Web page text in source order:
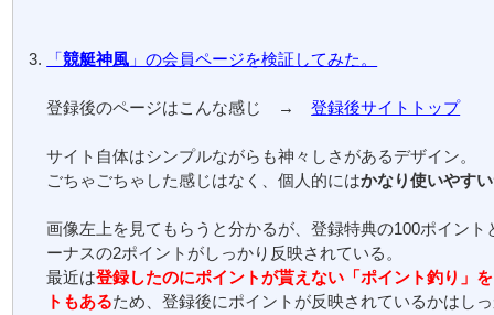
「競艇神風 」の会員ページを検証してみた。
登録後のページはこんな感じ →登録後サイトトップ
サイト自体はシンプルながらも神々しさがあるデザイン。
ごちゃごちゃした感じはなく、個人的にはかなり使いやすい
画像左上を見てもらうと分かるが、登録特典の100ポイント
ーナスの2ポイントがしっかり反映されている。
最近は登録したのにポイントが貰えない「ポイント釣り」
トもあるため、登録後にポイントが反映されているかはし